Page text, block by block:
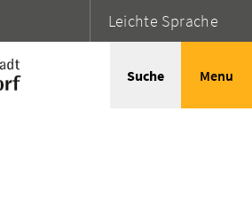
Leichte Sprache
Suche Menu